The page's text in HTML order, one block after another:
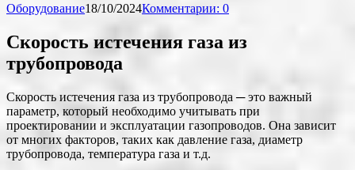
Оборудование18/10/2024Комментарии: 0
Скорость истечения газа из
трубопровода
Скорость истечения газа из трубопровода ─ это важный
параметр, который необходимо учитывать при
проектировании и эксплуатации газопроводов. Она зависит
от многих факторов, таких как давление газа, диаметр
трубопровода, температура газа и т.д.